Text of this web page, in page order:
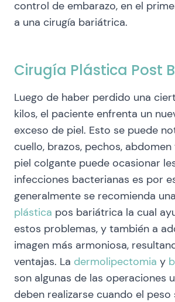
control de embarazo, en el
a una cirugía bariátrica.
Cirugía Plástica Post
Luego de haber perdido una
kilos, el paciente enfrenta un
exceso de piel. Esto se puede
cuello, brazos, pechos, abdomen
piel colgante puede ocasionar
infecciones bacterianas es por
generalmente se recomienda una
plástica pos bariátrica la cual
estos problemas, y también a
imagen más armoniosa,
ventajas. La dermolipectomia y
son algunas de las operaciones
deben realizarse cuando el peso